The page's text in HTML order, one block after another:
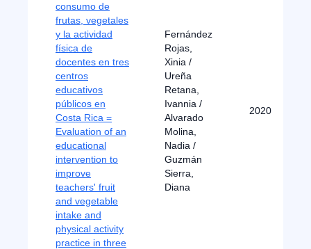
consumo de
frutas, vegetales
y la actividad
física de
docentes en tres
centros
educativos
públicos en
Costa Rica =
Evaluation of an
educational
intervention to
improve
teachers' fruit
and vegetable
intake and
physical activity
practice in three
Fernández
Rojas,
Xinia /
Ureña
Retana,
Ivannia /
Alvarado
Molina,
Nadia /
Guzmán
Sierra,
Diana
2020